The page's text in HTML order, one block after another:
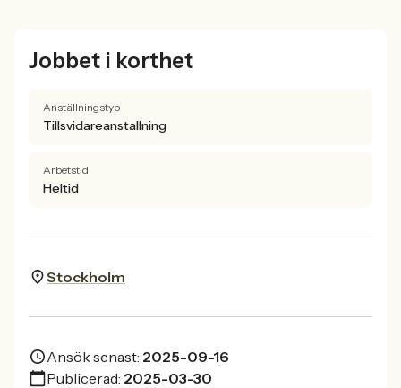
Jobbet i korthet
Anställningstyp
Tillsvidareanstallning
Arbetstid
Heltid
Stockholm
Ansök senast: 2025-09-16
Publicerad: 2025-03-30